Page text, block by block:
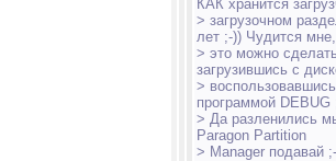
КАК хранится
> загрузочном
лет ;-)) Чудится мне,
> это можно
загрузившись с
>
программой DEBUG
> Да разленились
Paragon Partition
> Manager подавай